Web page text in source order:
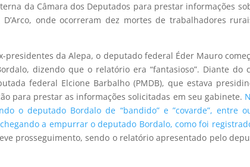
da Câmara dos Deputados para prestar informações
onde ocorreram dez mortes de trabalhadores
da Alepa, o deputado federal Éder Mauro
dizendo que o relatório era “fantasioso”. Diante do
federal Elcione Barbalho (PMDB), que estava
para prestar as informações solicitadas em seu gabinete.
o deputado Bordalo de “bandido” e ”covarde”, entre
a empurrar o deputado Bordalo, como foi
prosseguimento, sendo o relatório apresentado pelo